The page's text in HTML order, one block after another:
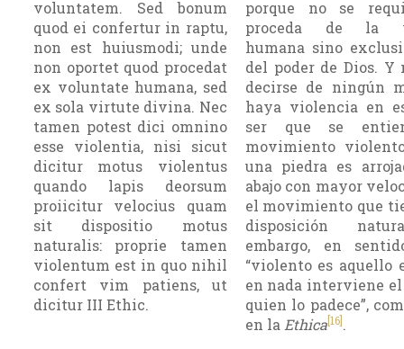
voluntatem. Sed bonum
quod ei confertur in raptu,
non est huiusmodi; unde
non oportet quod procedat
ex voluntate humana, sed
ex sola virtute divina. Nec
tamen potest dici omnino
esse violentia, nisi sicut
dicitur motus violentus
quando lapis deorsum
proiicitur velocius quam
sit dispositio motus
naturalis: proprie tamen
violentum est in quo nihil
confert vim patiens, ut
dicitur III Ethic.
porque no se
proceda de la
humana sino
del poder de Dios. Y
decirse de ningún
haya violencia en
ser que se
movimiento
una piedra es
abajo con mayor
el movimiento que
disposición
embargo, en
“violento es aquello
en nada interviene el
quien lo padece”,
en la Ethica[16].